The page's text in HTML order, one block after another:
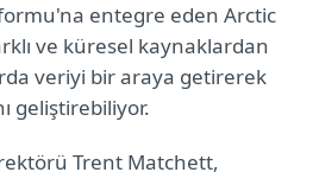
entegre eden Arctic
ve küresel kaynaklardan
veriyi bir araya getirerek
geliştirebiliyor.
Trent Matchett,